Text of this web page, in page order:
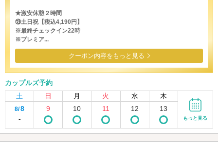
★激安休憩２時間
⑬土日祝【税込4,190円】
※最終チェックイン22時
※プレミア...
クーポン内容をもっと見る
カップルズ予約
土
日 月 火 水 木
8/8
-
9 10 11 12 13
もっと見る